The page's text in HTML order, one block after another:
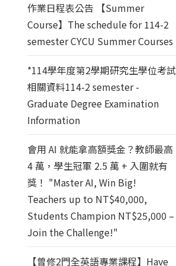
作業日程表公告 【Summer
Course】The schedule for 114-2
semester CYCU Summer Courses
*114學年度第2學期研究生學位考試
相關資料114-2 semester -
Graduate Degree Examination
Information
會用 AI 就能拿高額獎金？教師最高
4 萬，學生冠軍 2.5 萬 + 入圍就有
獎！ "Master AI, Win Big!
Teachers up to NT$40,000,
Students Champion NT$25,000 –
Join the Challenge!"
【曾修2門全英語專業課程】Have